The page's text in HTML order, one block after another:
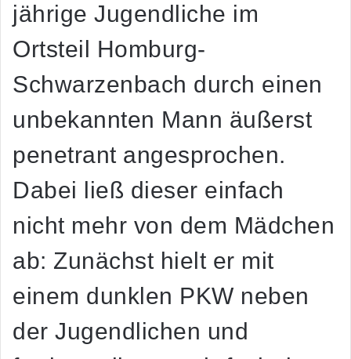
jährige Jugendliche im
Ortsteil Homburg-
Schwarzenbach durch einen
unbekannten Mann äußerst
penetrant angesprochen.
Dabei ließ dieser einfach
nicht mehr von dem Mädchen
ab: Zunächst hielt er mit
einem dunklen PKW neben
der Jugendlichen und